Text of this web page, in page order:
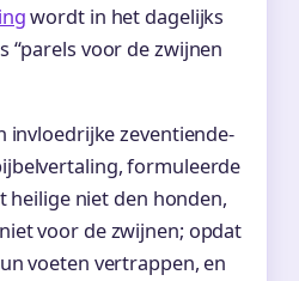
wordt in het dagelijks
“parels voor de zwijnen
invloedrijke zeventiende-
formuleerde
heilige niet den honden,
voor de zwijnen; opdat
voeten vertrappen, en